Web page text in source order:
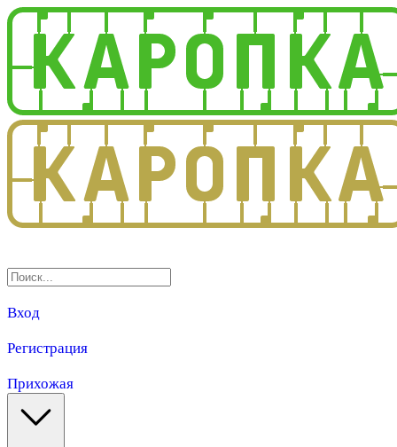
Вход
Регистрация
Прихожая